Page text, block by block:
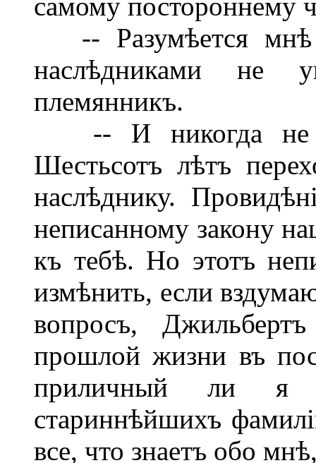
-- Разумѣется мнѣ
наслѣдниками не
племянникъ.
-- И никогда не
Шестьсотъ лѣтъ
наслѣднику.
неписанному закону
къ тебѣ. Но этотъ
измѣнить, если
вопросъ,
прошлой жизни въ
приличный ли я
стариннѣйшихъ
все, что знаетъ обо